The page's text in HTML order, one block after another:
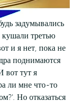
задумывались
кушали третью
и я нет, пока не
поднимаются
вот тут я
ли мне что-то
Но отказаться